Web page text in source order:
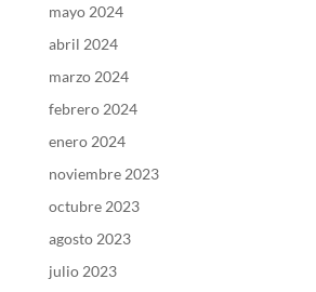
mayo 2024
abril 2024
marzo 2024
febrero 2024
enero 2024
noviembre 2023
octubre 2023
agosto 2023
julio 2023